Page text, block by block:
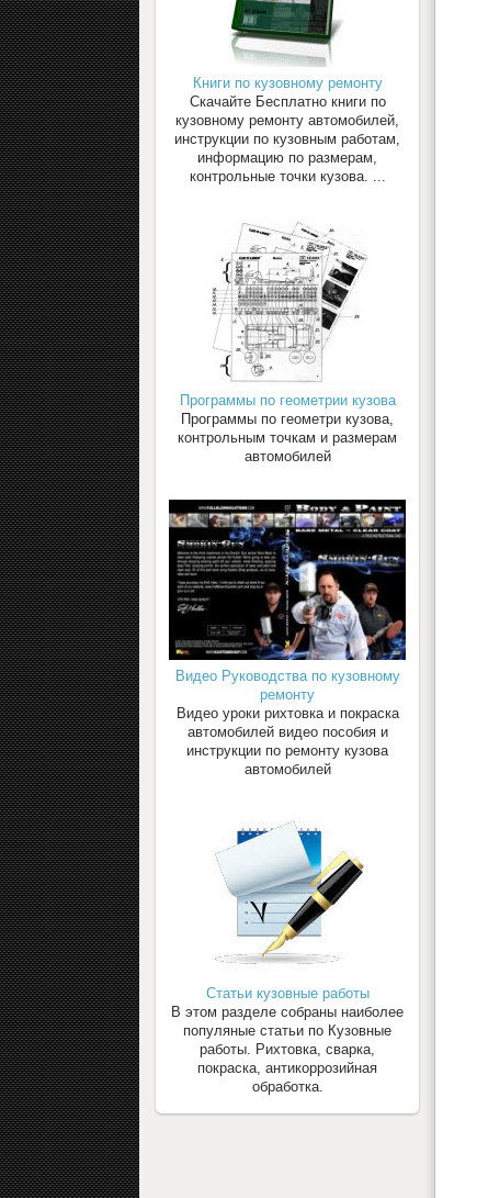
Книги по кузовному ремонту
Скачайте Бесплатно книги по
кузовному ремонту автомобилей,
инструкции по кузовным работам,
информацию по размерам,
контрольные точки кузова. ...
Программы по геометрии кузова
Программы по геометри кузова,
контрольным точкам и размерам
автомобилей
Видео Руководства по кузовному
ремонту
Видео уроки рихтовка и покраска
автомобилей видео пособия и
инструкции по ремонту кузова
автомобилей
Статьи кузовные работы
В этом разделе собраны наиболее
популяные статьи по Кузовные
работы. Рихтовка, сварка,
покраска, антикоррозийная
обработка.